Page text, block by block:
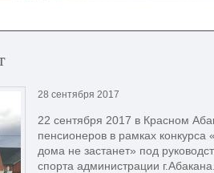
28 сентября 2017
22 сентября 2017 в Красном
пенсионеров в рамках
дома не застанет» под
спорта администрации г.Абакана.